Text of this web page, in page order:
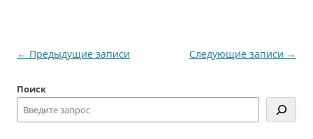
Навигация
записям
← Предыдущие записи Следующие записи →
Поиск